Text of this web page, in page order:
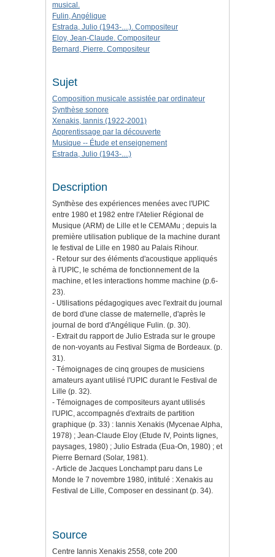
musical.
Fulin, Angélique
Estrada, Julio (1943-....). Compositeur
Eloy, Jean-Claude. Compositeur
Bernard, Pierre. Compositeur
Sujet
Composition musicale assistée par ordinateur
Synthèse sonore
Xenakis, Iannis (1922-2001)
Apprentissage par la découverte
Musique -- Étude et enseignement
Estrada, Julio (1943-....)
Description
Synthèse des expériences menées avec l'UPIC
entre 1980 et 1982 entre l'Atelier Régional de
Musique (ARM) de Lille et le CEMAMu ; depuis la
première utilisation publique de la machine durant
le festival de Lille en 1980 au Palais Rihour.
- Retour sur des éléments d'acoustique appliqués
à l'UPIC, le schéma de fonctionnement de la
machine, et les interactions homme machine (p.6-
23).
- Utilisations pédagogiques avec l'extrait du journal
de bord d'une classe de maternelle, d'après le
journal de bord d'Angélique Fulin. (p. 30).
- Extrait du rapport de Julio Estrada sur le groupe
de non-voyants au Festival Sigma de Bordeaux. (p.
31).
- Témoignages de cinq groupes de musiciens
amateurs ayant utilisé l'UPIC durant le Festival de
Lille (p. 32).
- Témoignages de compositeurs ayant utilisés
l'UPIC, accompagnés d'extraits de partition
graphique (p. 33) : Iannis Xenakis (Mycenae Alpha,
1978) ; Jean-Claude Eloy (Etude IV, Points lignes,
paysages, 1980) ; Julio Estrada (Eua-On, 1980) ; et
Pierre Bernard (Solar, 1981).
- Article de Jacques Lonchampt paru dans Le
Monde le 7 novembre 1980, intitulé : Xenakis au
Festival de Lille, Composer en dessinant (p. 34).
Source
Centre Iannis Xenakis 2558, cote 200